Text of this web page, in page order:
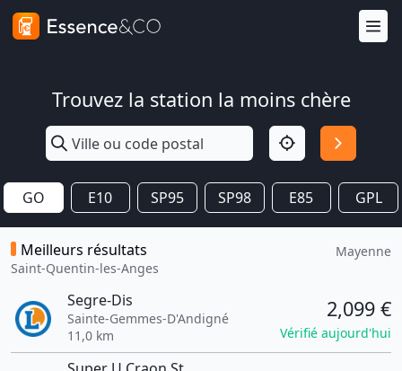
Trouvez la station la moins chère
GO E10 SP95 SP98 E85 GPL
Meilleurs résultats
Saint-Quentin-les-Anges
Mayenne
Segre-Dis
Sainte-Gemmes-D'Andigné
11,0 km
2,099 €
Vérifié aujourd'hui